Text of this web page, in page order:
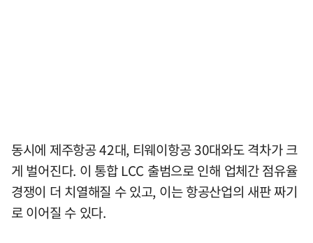
동시에 제주항공 42대, 티웨이항공 30대와도 격차가 크
게 벌어진다. 이 통합 LCC 출범으로 인해 업체간 점유율
경쟁이 더 치열해질 수 있고, 이는 항공산업의 새판 짜기
로 이어질 수 있다.